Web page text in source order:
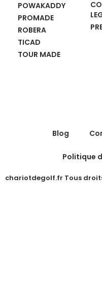
POWAKADDY
PROMADE
ROBERA
TICAD
TOUR MADE
chariotdegolf.fr Tous
Blog
Politique